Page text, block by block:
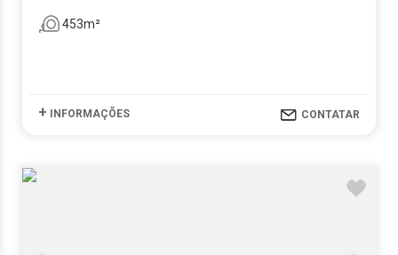
453m²
+ INFORMAÇÕES CONTATAR